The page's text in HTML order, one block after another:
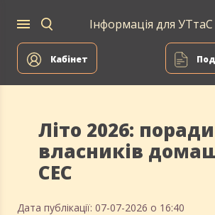
Кабінет
Інформація для УТтаС
Літо 2026:
власників
СЕС
Дата публікації: 07-07-2026 о 16:40